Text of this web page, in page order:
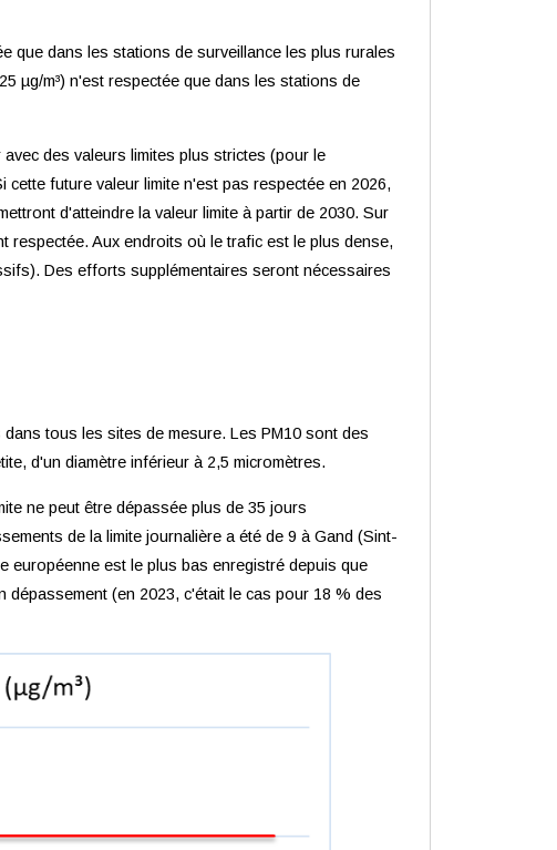
que dans les stations de surveillance les plus rurales
µg/m³) n'est respectée que dans les stations de
des valeurs limites plus strictes (pour le
cette future valeur limite n'est pas respectée en 2026,
d'atteindre la valeur limite à partir de 2030. Sur
respectée. Aux endroits où le trafic est le plus dense,
Des efforts supplémentaires seront nécessaires
tous les sites de mesure. Les PM10 sont des
d'un diamètre inférieur à 2,5 micromètres.
ne peut être dépassée plus de 35 jours
de la limite journalière a été de 9 à Gand (Sint-
européenne est le plus bas enregistré depuis que
dépassement (en 2023, c'était le cas pour 18 % des